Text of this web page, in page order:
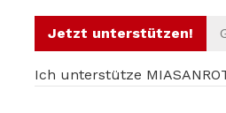
Jetzt unterstützen!
Ich unterstütze